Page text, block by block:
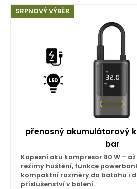
SRPNOVÝ VÝBĚR
přenosný akumulátorový
bar
Kapesní aku kompresor 80 W –
režimy huštění, funkce
kompaktní rozměry do batohu i
příslušenství v balení.